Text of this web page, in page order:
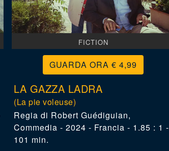
FICTION
€ 4,99
LA GAZZA LADRA
(La pie voleuse)
Robert Guédiguian,
Commedia - 2024 - Francia - 1.85 : 1 -
101 min.